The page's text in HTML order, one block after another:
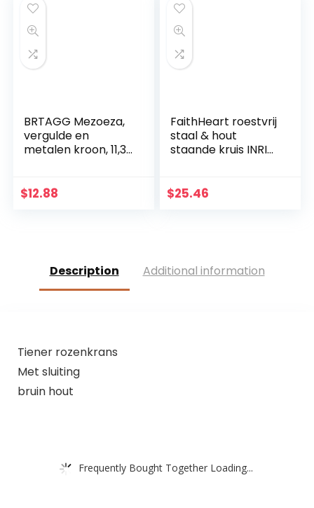
Kerstcadeaus voor
vrienden en familie
BRTAGG Mezoeza,
vergulde en
metalen kroon, 11,3
$12.88
FaithHeart roestvrij
staal & hout
staande kruis INRI
Home Decoratie
$25.46
Description Additional information
Tiener rozenkrans
Met sluiting
bruin hout
Frequently Bought Together Loading...